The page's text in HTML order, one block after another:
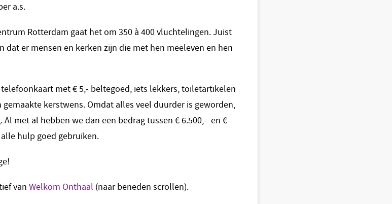
a.s.
Rotterdam gaat het om 350 à 400 vluchtelingen. Juist
dat er mensen en kerken zijn die met hen meeleven en hen
met € 5,- beltegoed, iets lekkers, toiletartikelen
kerstwens. Omdat alles veel duurder is geworden,
met al hebben we dan een bedrag tussen € 6.500,- en €
hulp goed gebruiken.
vanWelkom Onthaal (naar beneden scrollen).